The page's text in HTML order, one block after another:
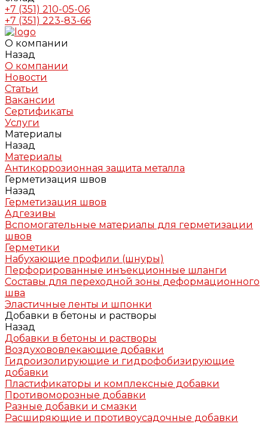
+7 (351) 210-05-06
+7 (351) 223-83-66
О компании
Назад
О компании
Новости
Статьи
Вакансии
Сертификаты
Услуги
Материалы
Назад
Материалы
Антикоррозионная защита металла
Герметизация швов
Назад
Герметизация швов
Адгезивы
Вспомогательные материалы для герметизации
швов
Герметики
Набухающие профили (шнуры)
Перфорированные инъекционные шланги
Составы для переходной зоны деформационного
шва
Эластичные ленты и шпонки
Добавки в бетоны и растворы
Назад
Добавки в бетоны и растворы
Воздухововлекающие добавки
Гидроизолирующие и гидрофобизирующие
добавки
Пластификаторы и комплексные добавки
Противоморозные добавки
Разные добавки и смазки
Расширяющие и противоусадочные добавки